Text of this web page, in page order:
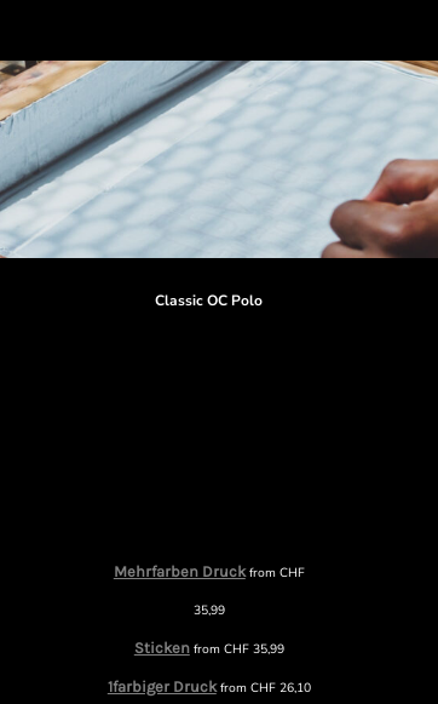
Classic OC Polo
Mehrfarben Druckfrom CHF
35,99
Stickenfrom CHF35,99
1farbiger Druckfrom CHF26,10